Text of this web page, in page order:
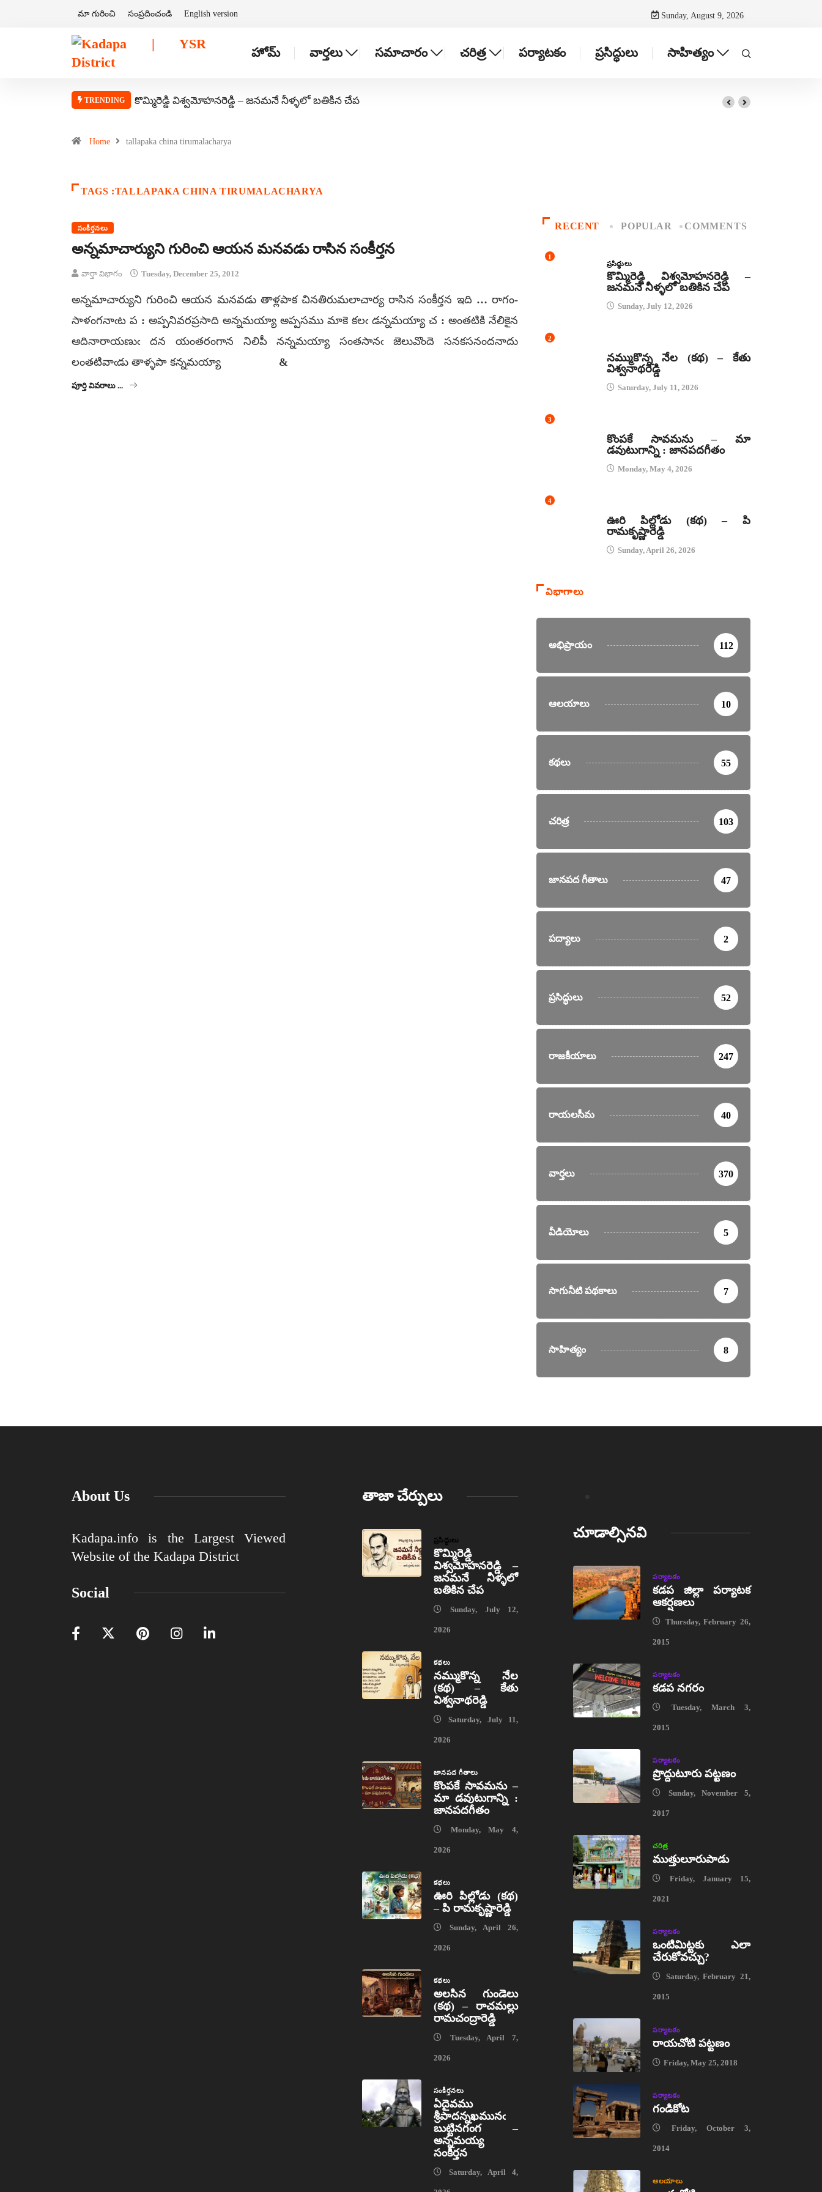
మా గురించి సంప్రదించండి English version Sunday, August 9, 2026
హోమ్ వార్తలు సమాచారం చరిత్ర పర్యాటకం ప్రసిద్ధులు సాహిత్యం
TRENDING కొమ్మిరెడ్డి విశ్వమోహనరెడ్డి – జనమనే నీళ్ళలో బతికిన చేప
Home tallapaka china tirumalacharya
TAGS :TALLAPAKA CHINA TIRUMALACHARYA
సంకీర్తనలు
అన్నమాచార్యుని గురించి ఆయన మనవడు రాసిన సంకీర్తన
వార్తా విభాగం Tuesday, December 25, 2012
అన్నమాచార్యుని గురించి ఆయన మనవడు తాళ్లపాక చినతిరుమలాచార్య రాసిన సంకీర్తన ఇది … రాగం-
సాళంగనాఁట ప : అప్పనివరప్రసాది అన్నమయ్యా అప్పసము మాకె కలఁ డన్నమయ్యా చ : అంతటికి నేలికైన
ఆదినారాయణుఁ దన యంతరంగాన నిలిపీ నన్నమయ్యా సంతసానఁ జెలువొందె సనకసనందనాదు
లంతటివాఁడు తాళ్ళపా కన్నమయ్యా &
పూర్తి వివరాలు ...
RECENT POPULAR COMMENTS
1
ప్రసిద్ధులు
కొమ్మిరెడ్డి విశ్వమోహనరెడ్డి –
జనమనే నీళ్ళలో బతికిన చేప
Sunday, July 12, 2026
2
నమ్ముకొన్న నేల (కథ) – కేతు
విశ్వనాథరెడ్డి
Saturday, July 11, 2026
3
కొంపకే సావమను – మా
డవుటుగాన్ని : జానపదగీతం
Monday, May 4, 2026
4
ఊరి పిల్లోడు (కథ) – పి
రామకృష్ణారెడ్డి
Sunday, April 26, 2026
విభాగాలు
అభిప్రాయం 112
ఆలయాలు 10
కథలు 55
చరిత్ర 103
జానపద గీతాలు 47
పద్యాలు 2
ప్రసిద్ధులు 52
రాజకీయాలు 247
రాయలసీమ 40
వార్తలు 370
వీడియోలు 5
సాగునీటి పథకాలు 7
సాహిత్యం 8
About Us
Kadapa.info is the Largest Viewed
Website of the Kadapa District
Social
తాజా చేర్పులు
ప్రసిద్ధులు
కొమ్మిరెడ్డి
విశ్వమోహనరెడ్డి –
జనమనే నీళ్ళలో
బతికిన చేప
Sunday, July 12,
2026
కథలు
నమ్ముకొన్న నేల
(కథ) – కేతు
విశ్వనాథరెడ్డి
Saturday, July 11,
2026
జానపద గీతాలు
కొంపకే సావమను –
మా డవుటుగాన్ని :
జానపదగీతం
Monday, May 4,
2026
కథలు
ఊరి పిల్లోడు (కథ)
– పి రామకృష్ణారెడ్డి
Sunday, April 26,
2026
కథలు
అలసిన గుండెలు
(కథ) – రాచమల్లు
రామచంద్రారెడ్డి
Tuesday, April 7,
2026
సంకీర్తనలు
ఏదైవము
శ్రీపాదన్నఖమునఁ
బుట్టినగంగ –
అన్నమయ్య
సంకీర్తన
Saturday, April 4,
చూడాల్సినవి
పర్యాటకం
కడప జిల్లా పర్యాటక
ఆకర్షణలు
Thursday, February 26,
2015
పర్యాటకం
కడప నగరం
Tuesday, March 3,
2015
పర్యాటకం
ప్రొద్దుటూరు పట్టణం
Sunday, November 5,
2017
చరిత్ర
ముత్తులూరుపాడు
Friday, January 15,
2021
పర్యాటకం
ఒంటిమిట్టకు ఎలా
చేరుకోవచ్చు?
Saturday, February 21,
2015
పర్యాటకం
రాయచోటి పట్టణం
Friday, May 25, 2018
పర్యాటకం
గండికోట
Friday, October 3,
2014
ఆలయాలు